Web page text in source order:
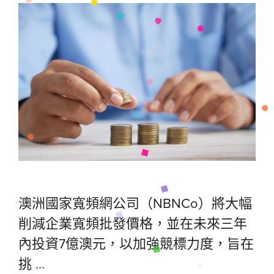
澳洲國家寬頻網公司（NBNCo）將大幅
削減企業寬頻批發價格，並在未來三年
內投資7億澳元，以加強競標力度，旨在
挑 …